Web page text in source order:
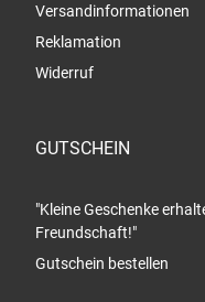
Versandinformationen
Reklamation
Widerruf
GUTSCHEIN
"Kleine Geschenke
Freundschaft!"
Gutschein bestellen